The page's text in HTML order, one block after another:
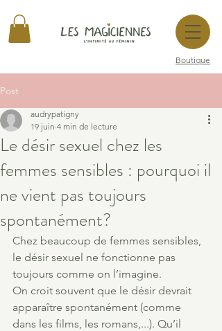
Boutique
Post
Le désir sexuel chez les
femmes sensibles : pourquoi il
ne vient pas toujours
spontanément?
audrypatigny
19 juin 4 min de lecture
Chez beaucoup de femmes sensibles,
le désir sexuel ne fonctionne pas
toujours comme on l’imagine.
On croit souvent que le désir devrait
apparaître spontanément (comme
dans les films, les romans,...). Qu’il